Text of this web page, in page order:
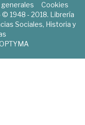
Cookies
1948 - 2018. Librería
Sociales, Historia y